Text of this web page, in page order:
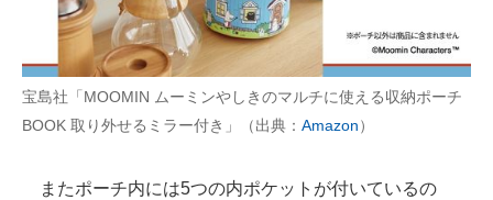
宝島社「MOOMIN ムーミンやしきのマルチに使える収納ポーチ
BOOK 取り外せるミラー付き」（出典： Amazon）
またポーチ内には5つの内ポケットが付いているの